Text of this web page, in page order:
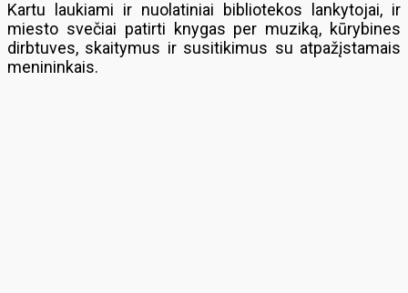
Kartu laukiami ir nuolatiniai bibliotekos lankytojai, ir
miesto svečiai patirti knygas per muziką, kūrybines
dirbtuves, skaitymus ir susitikimus su atpažįstamais
menininkais.